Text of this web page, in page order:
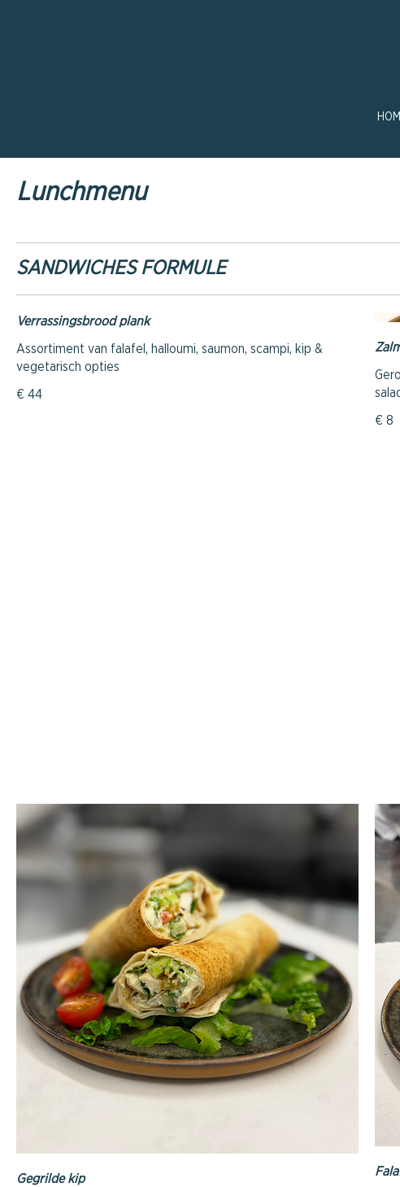
Lunchmenu
SANDWICHES FORMULE
Verrassingsbrood plank
Assortiment van falafel, halloumi, saumon, scampi, kip &
vegetarisch opties
€ 44
€ 8
Gegrilde kip